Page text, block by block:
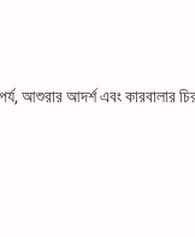
আশুরার আদর্শ এবং কারবালার